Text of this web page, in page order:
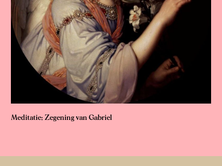
Meditatie: Zegening van Gabriel